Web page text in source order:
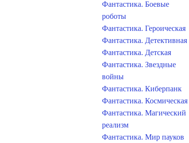
Фантастика. Боевые
роботы
Фантастика. Героическая
Фантастика. Детективная
Фантастика. Детская
Фантастика. Звездные
войны
Фантастика. Киберпанк
Фантастика. Космическая
Фантастика. Магический
реализм
Фантастика. Мир пауков